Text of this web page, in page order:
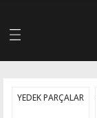
YEDEK PARÇALAR